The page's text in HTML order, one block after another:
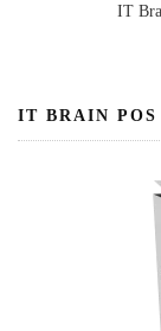
IT
IT BRAIN POS